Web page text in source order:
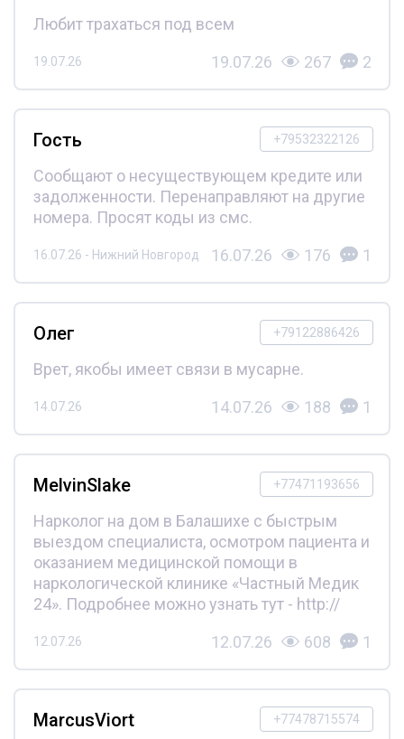
Любит трахаться под всем
19.07.26 19.07.26 267 2
+79532322126
Гость
Сообщают о несуществующем кредите или
задолженности. Перенаправляют на другие
номера. Просят коды из смс.
16.07.26 - Нижний Новгород 16.07.26 176 1
+79122886426
Олег
Врет, якобы имеет связи в мусарне.
14.07.26 14.07.26 188 1
+77471193656
MelvinSlake
Нарколог на дом в Балашихе с быстрым
выездом специалиста, осмотром пациента и
оказанием медицинской помощи в
наркологической клинике «Частный Медик
24». Подробнее можно узнать тут - http://
12.07.26 12.07.26 608 1
+77478715574
MarcusViort